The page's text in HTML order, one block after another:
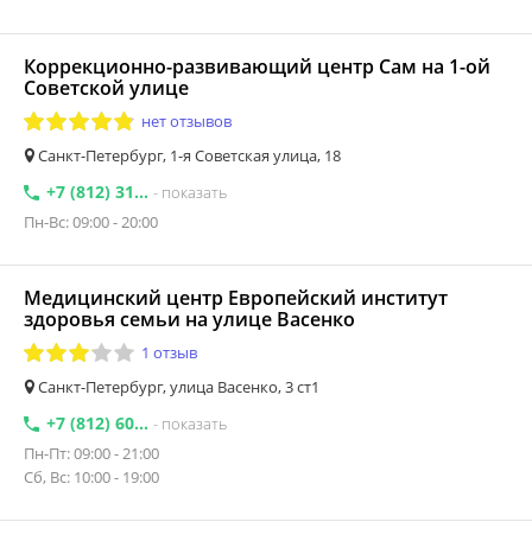
Коррекционно-развивающий центр Сам на 1-ой
Советской улице
нет отзывов
Санкт-Петербург, 1-я Советская улица, 18
+7 (812) 31... - показать
Пн-Вс: 09:00 - 20:00
Медицинский центр Европейский институт
здоровья семьи на улице Васенко
1 отзыв
Санкт-Петербург, улица Васенко, 3 ст1
+7 (812) 60... - показать
Пн-Пт: 09:00 - 21:00
Сб, Вс: 10:00 - 19:00